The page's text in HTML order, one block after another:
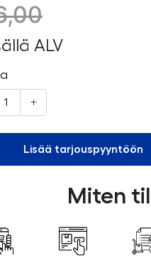
ALV
+
Lisää tarjouspyyntöön
Miten